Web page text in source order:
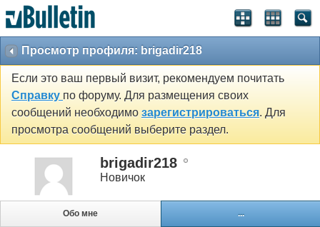
Просмотр профиля: brigadir218
Если это ваш первый визит, рекомендуем почитать
Справку по форуму. Для размещения своих
сообщений необходимо зарегистрироваться. Для
просмотра сообщений выберите раздел.
brigadir218
Новичок
Обо мне ...